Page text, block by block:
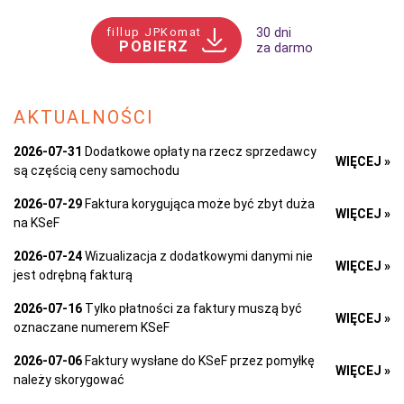
fillup JPKomat
POBIERZ
30 dni
za darmo
AKTUALNOŚCI
2026-07-31 Dodatkowe opłaty na rzecz sprzedawcy
są częścią ceny samochodu
WIĘCEJ »
2026-07-29 Faktura korygująca może być zbyt duża
na KSeF
WIĘCEJ »
2026-07-24Wizualizacja z dodatkowymi danymi nie
jest odrębną fakturą
WIĘCEJ »
2026-07-16 Tylko płatności za faktury muszą być
oznaczane numerem KSeF
WIĘCEJ »
2026-07-06 Faktury wysłane do KSeF przez pomyłkę
należy skorygować
WIĘCEJ »